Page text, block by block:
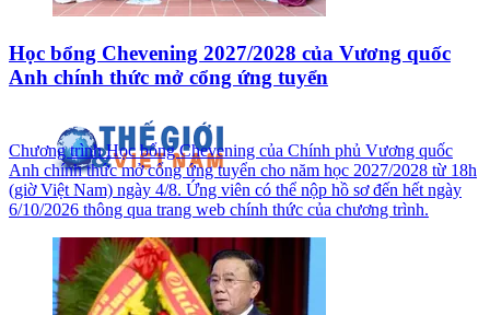
Học bổng Chevening 2027/2028 của Vương quốc
Anh chính thức mở cổng ứng tuyển
Chương trình Học bổng Chevening của Chính phủ Vương quốc
Anh chính thức mở cổng ứng tuyển cho năm học 2027/2028 từ 18h
(giờ Việt Nam) ngày 4/8. Ứng viên có thể nộp hồ sơ đến hết ngày
6/10/2026 thông qua trang web chính thức của chương trình.